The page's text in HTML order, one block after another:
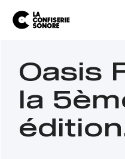
Oasis
la